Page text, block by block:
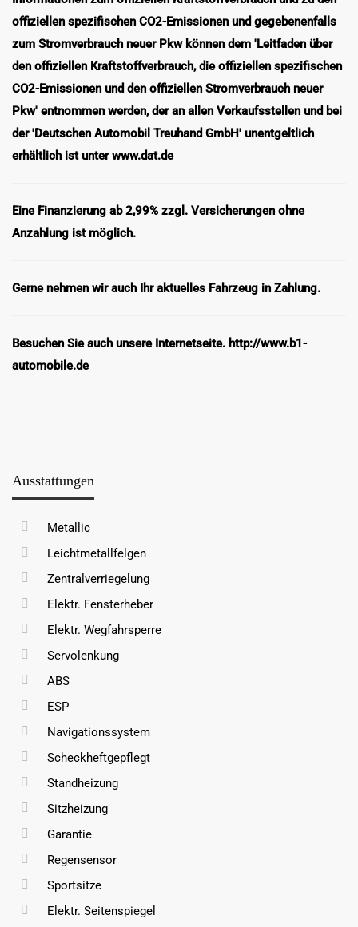
offiziellen spezifischen CO2-Emissionen und gegebenenfalls
zum Stromverbrauch neuer Pkw können dem 'Leitfaden über
den offiziellen Kraftstoffverbrauch, die offiziellen spezifischen
CO2-Emissionen und den offiziellen Stromverbrauch neuer
Pkw' entnommen werden, der an allen Verkaufsstellen und bei
der 'Deutschen Automobil Treuhand GmbH' unentgeltlich
erhältlich ist unter www.dat.de
Eine Finanzierung ab 2,99% zzgl. Versicherungen ohne
Anzahlung ist möglich.
Gerne nehmen wir auch Ihr aktuelles Fahrzeug in Zahlung.
Besuchen Sie auch unsere Internetseite. http://www.b1-
automobile.de
Ausstattungen
Metallic
Leichtmetallfelgen
Zentralverriegelung
Elektr. Fensterheber
Elektr. Wegfahrsperre
Servolenkung
ABS
ESP
Navigationssystem
Scheckheftgepflegt
Standheizung
Sitzheizung
Garantie
Regensensor
Sportsitze
Elektr. Seitenspiegel